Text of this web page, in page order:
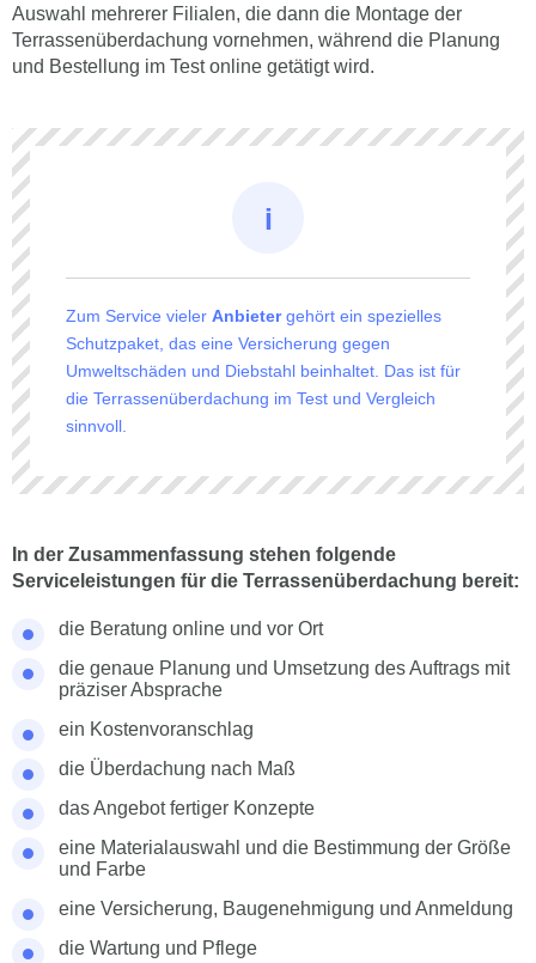
Auswahl mehrerer Filialen, die dann die Montage der
Terrassenüberdachung vornehmen, während die Planung
und Bestellung im Test online getätigt wird.
Zum Service vieler Anbietergehört ein spezielles
Schutzpaket, das eine Versicherung gegen
Umweltschäden und Diebstahl beinhaltet. Das ist für
die Terrassenüberdachung im Test und Vergleich
sinnvoll.
In der Zusammenfassung stehen folgende
Serviceleistungen für die Terrassenüberdachung bereit:
die Beratung online und vor Ort
die genaue Planung und Umsetzung des Auftrags mit
präziser Absprache
ein Kostenvoranschlag
die Überdachung nach Maß
das Angebot fertiger Konzepte
eine Materialauswahl und die Bestimmung der Größe
und Farbe
eine Versicherung, Baugenehmigung und Anmeldung
die Wartung und Pflege